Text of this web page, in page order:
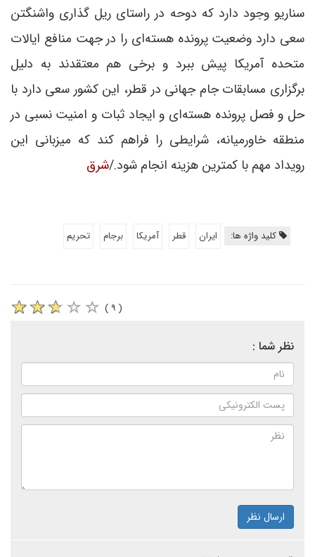
سناریو وجود دارد که دوحه در راستای ریل گذاری واشنگتن
سعی دارد وضعیت پرونده هسته‌ای را در جهت منافع ایالات
متحده آمریکا پیش ببرد و برخی هم معتقدند به دلیل
برگزاری مسابقات جام جهانی در قطر، این کشور سعی دارد با
حل و فصل پرونده هسته‌ای و ایجاد ثبات و امنیت نسبی در
منطقه خاورمیانه، شرایطی را فراهم کند که میزبانی این
رویداد مهم با کمترین هزینه انجام شود./شرق
کلید واژه ها: ایران قطر آمریکا برجام تحریم
( ۹ )
نظر شما :
ارسال نظر